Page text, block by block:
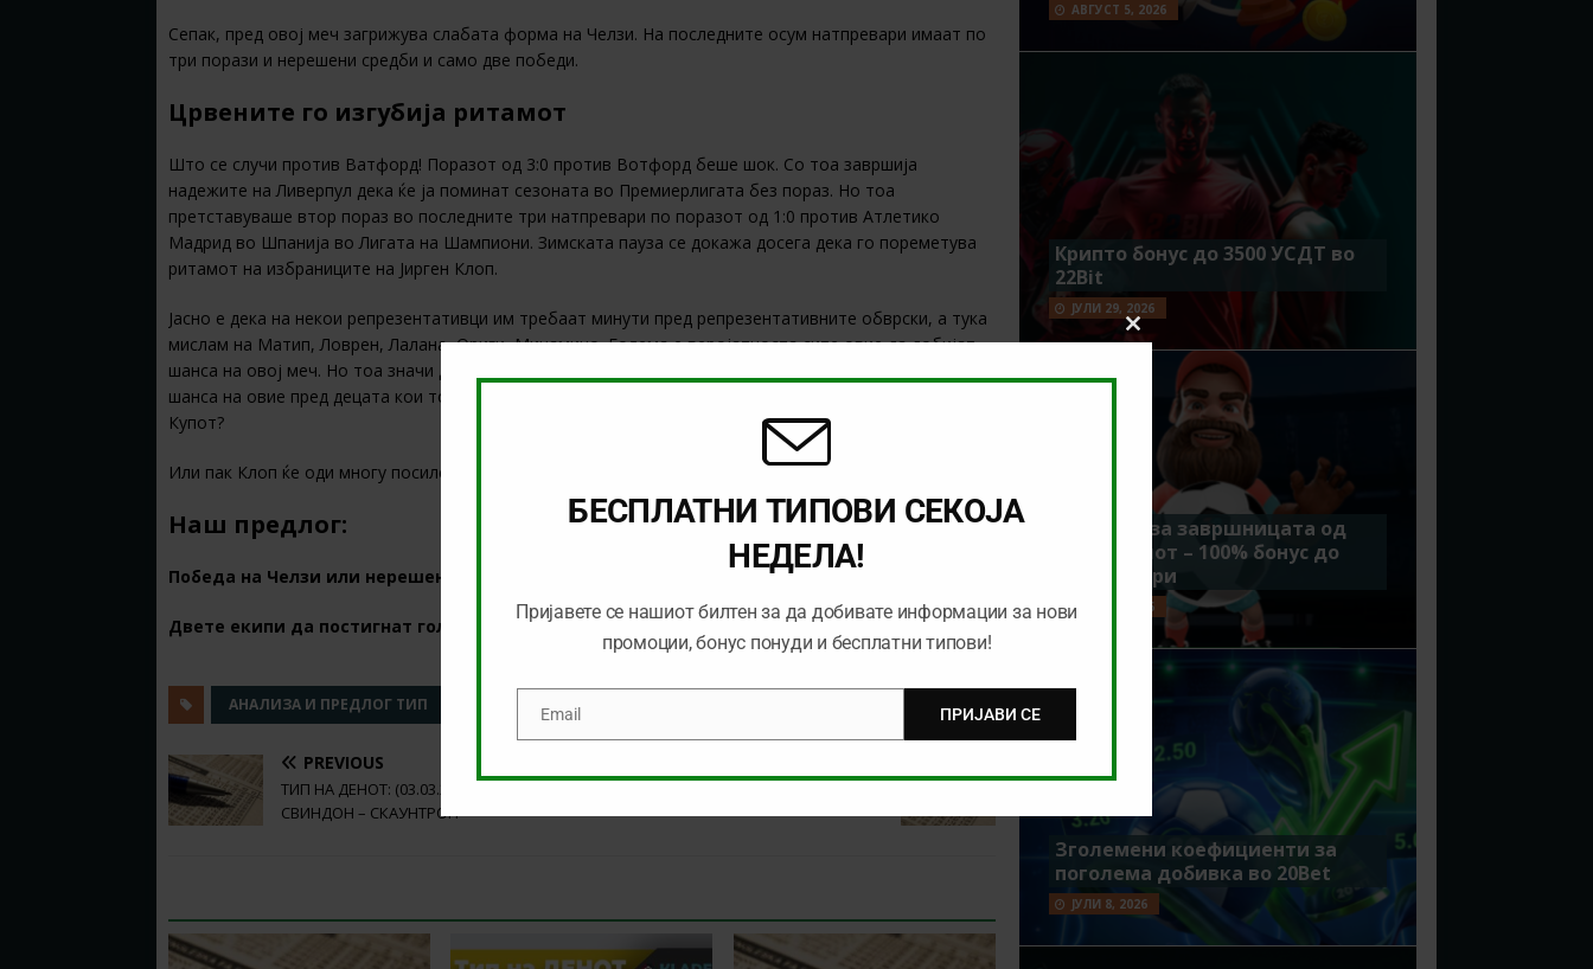
Сепак, пред овој меч загрижува слабата форма на Челзи. На последните осум натпревари имаат по
три порази и нерешени средби и само две победи.
Црвените го изгубија ритамот
Што се случи против Ватфорд! Поразот од 3:0 против Вотфорд беше шок. Со тоа завршија
надежите на Ливерпул дека ќе ја поминат сезоната во Премиерлигата без пораз. Но тоа
претставуваше втор пораз во последните три натпревари по поразот од 1:0 против Атлетико
Мадрид во Шпанија во Лигата на Шампиони. Зимската пауза се докажа досега дека го пореметува
ритамот на избраниците на Јирген Клоп.
Јасно е дека на некои репрезентативци им требаат минути пред репрезентативните обврски, а тука
мислам на Матип, Ловрен, Лалана, Ориги, Минамино. Голема е веројатноста сите овие да добијат
шанса на овој меч. Но тоа значи дека Ливерпул ќе биде посигурен, а и Клоп бидејќи ќе им даде
шанса на овие пред децата кои толку добро одиграа и го победија Евертон на „Енфилд“ во ФА
Купот?
Или пак Клоп ќе оди многу посилен отколку што мислиме, знаејќи дека ова е борба за трофеј?
Наш предлог:
Победа на Челзи или нерешено @
Двете екипи да постигнат гол @ во1хBet
АНАЛИЗА И ПРЕДЛОГ ТИП КЛАДЕЊЕ
PREVIOUS
ТИП НА ДЕНОТ: (03.03.2020,20:45)
СВИНДОН – СКАУНТРОП
АВГУСТ 5, 2026
Крипто бонус до 3500 УСДТ во
22Bit
ЈУЛИ 29, 2026
Идеално за завршницата од
Мундијалот – 100% бонус до
7500 денари
ЈУЛИ 15, 2026
Зголемени коефициенти за
поголема добивка во 20Bet
ЈУЛИ 8, 2026
Close
this
module
БЕСПЛАТНИ ТИПОВИ СЕКОЈА
НЕДЕЛА!
Пријавете се нашиот билтен за да добивате информации за нови
промоции, бонус понуди и бесплатни типови!
EmailEmail ПРИЈАВИ СЕ